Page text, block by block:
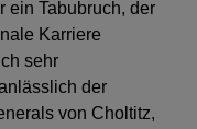
ein Tabubruch, der
Karriere
sehr
der
von Choltitz,